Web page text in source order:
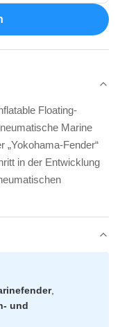
Floating-
Marine
„Yokohama-Fender“
in der Entwicklung
,
und